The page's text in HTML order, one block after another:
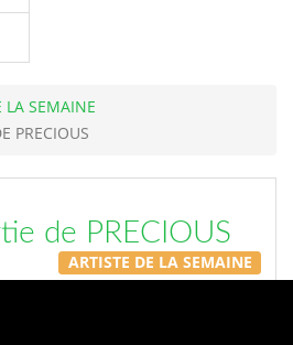
LA SEMAINE
PRECIOUS
de PRECIOUS
ARTISTE DE LA SEMAINE